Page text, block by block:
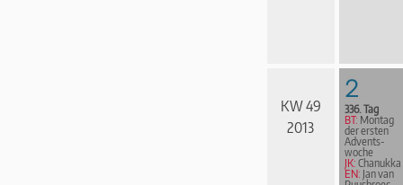
KW 49
2013
2
336. Tag
BT: Montag
der ersten
Advents­
woche
JK: Chanukka
EN: Jan van